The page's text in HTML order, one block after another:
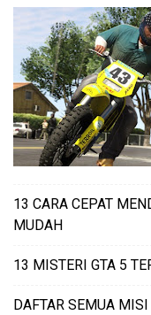
13 CARA CEPAT
MUDAH
13 MISTERI GTA 5
DAFTAR SEMUA